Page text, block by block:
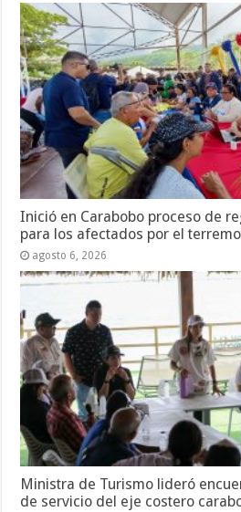
Inició en Carabobo proceso de
para los afectados por el
agosto 6, 2026
Ministra de Turismo lideró
de servicio del eje costero